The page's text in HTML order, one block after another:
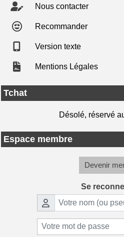
Nous contacter
Recommander
Version texte
Mentions Légales
Tchat
Désolé, réservé
Espace membre
Devenir
Se